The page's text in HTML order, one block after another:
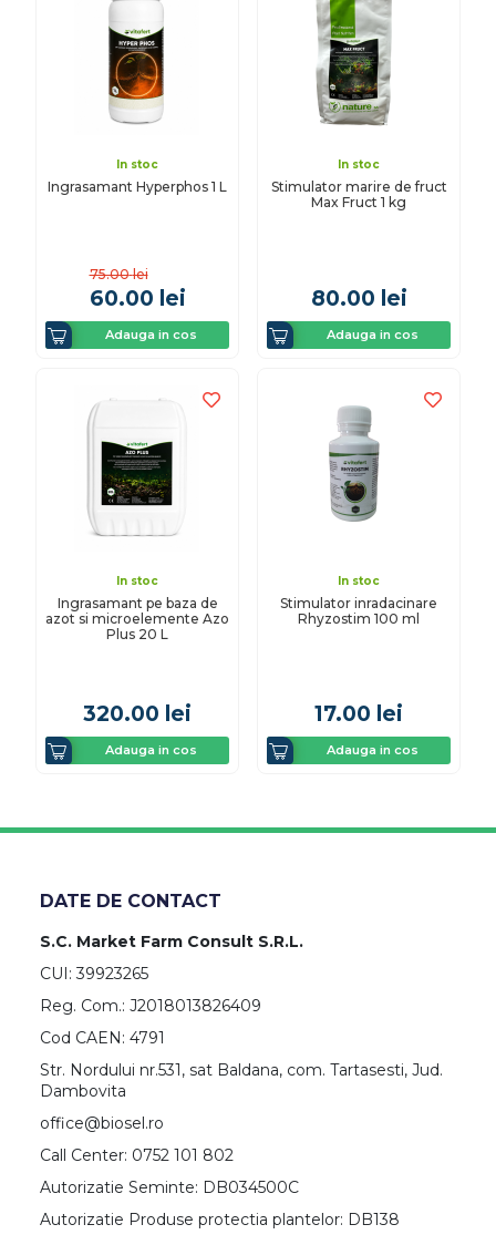
In stoc
Ingrasamant Hyperphos 1 L
75.00 lei
60.00 lei
Adauga in cos
In stoc
Stimulator marire de fruct
Max Fruct 1 kg
80.00 lei
Adauga in cos
In stoc
Ingrasamant pe baza de
azot si microelemente Azo
Plus 20 L
320.00 lei
Adauga in cos
In stoc
Stimulator inradacinare
Rhyzostim 100 ml
17.00 lei
Adauga in cos
DATE DE CONTACT
S.C. Market Farm Consult S.R.L.
CUI: 39923265
Reg. Com.: J2018013826409
Cod CAEN: 4791
Str. Nordului nr.531, sat Baldana, com. Tartasesti, Jud.
Dambovita
office@biosel.ro
Call Center: 0752 101 802
Autorizatie Seminte: DB034500C
Autorizatie Produse protectia plantelor: DB138